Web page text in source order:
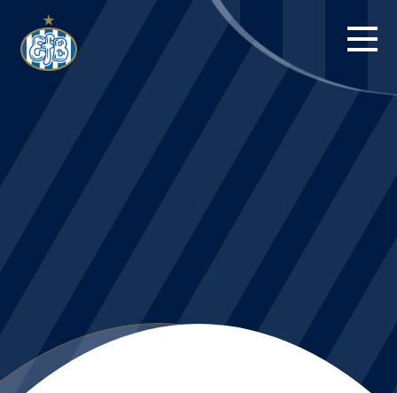
BLUE WATER